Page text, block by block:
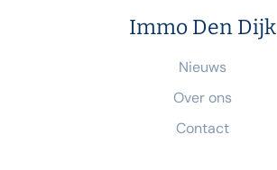
Immo Den Dijk
Nieuws
Over ons
Contact